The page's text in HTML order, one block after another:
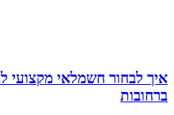
איך לבחור חשמלאי מקצועי
ברחובות